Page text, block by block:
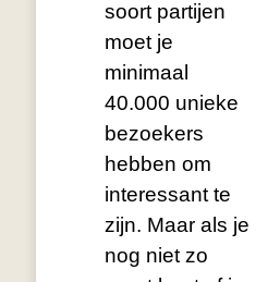
soort partijen
moet je
minimaal
40.000 unieke
bezoekers
hebben om
interessant te
zijn. Maar als je
nog niet zo